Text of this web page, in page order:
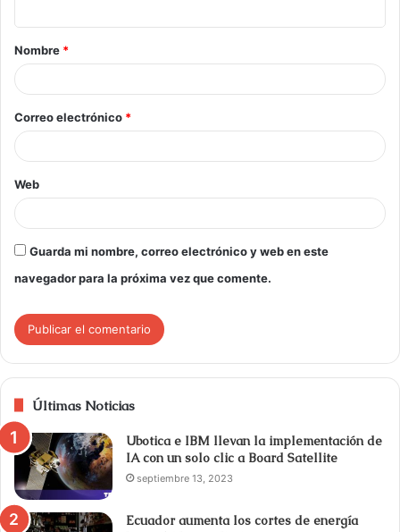
Nombre *
Correo electrónico *
Web
Guarda mi nombre, correo electrónico y web en este
navegador para la próxima vez que comente.
Últimas Noticias
Ubotica e IBM llevan la implementación de
IA con un solo clic a Board Satellite
septiembre 13, 2023
Ecuador aumenta los cortes de energía